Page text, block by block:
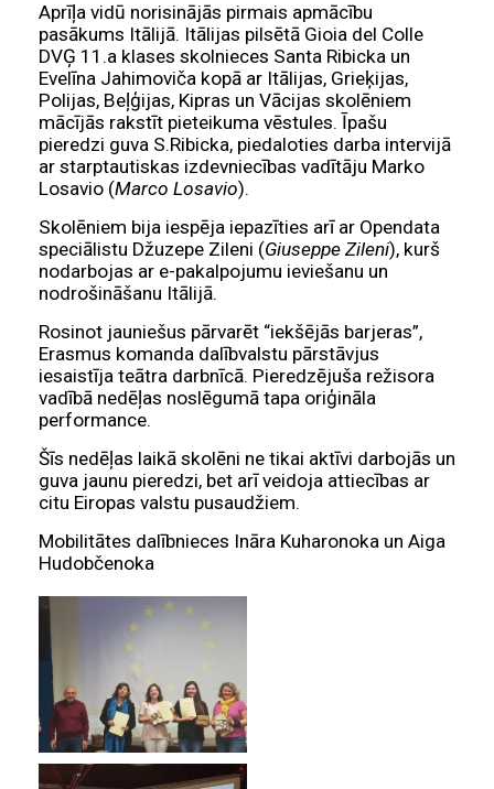
Aprīļa vidū norisinājās pirmais apmācību
pasākums Itālijā. Itālijas pilsētā Gioia del Colle
DVĢ 11.a klases skolnieces Santa Ribicka un
Evelīna Jahimoviča kopā ar Itālijas, Grieķijas,
Polijas, Beļģijas, Kipras un Vācijas skolēniem
mācījās rakstīt pieteikuma vēstules. Īpašu
pieredzi guva S.Ribicka, piedaloties darba intervijā
ar starptautiskas izdevniecības vadītāju Marko
Losavio (Marco Losavio).
Skolēniem bija iespēja iepazīties arī ar Opendata
speciālistu Džuzepe Zileni (Giuseppe Zileni), kurš
nodarbojas ar e-pakalpojumu ieviešanu un
nodrošināšanu Itālijā.
Rosinot jauniešus pārvarēt “iekšējās barjeras”,
Erasmus komanda dalībvalstu pārstāvjus
iesaistīja teātra darbnīcā. Pieredzējuša režisora
vadībā nedēļas noslēgumā tapa oriģināla
performance.
Šīs nedēļas laikā skolēni ne tikai aktīvi darbojās un
guva jaunu pieredzi, bet arī veidoja attiecības ar
citu Eiropas valstu pusaudžiem.
Mobilitātes dalībnieces Ināra Kuharonoka un Aiga
Hudobčenoka